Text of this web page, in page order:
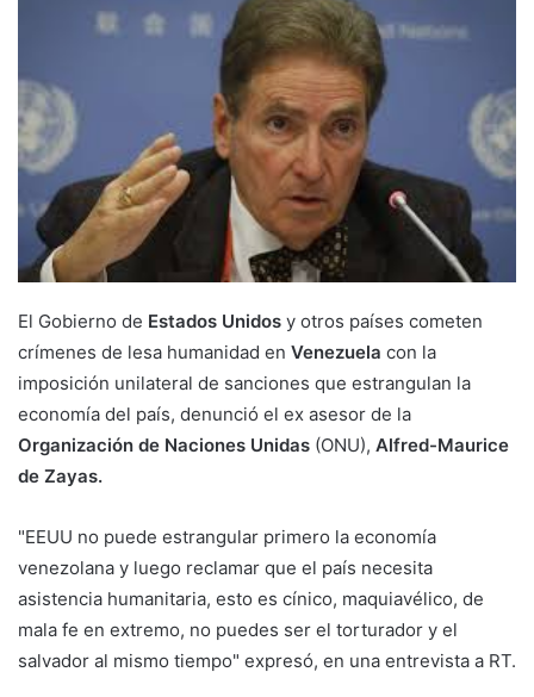
El Gobierno de Estados Unidos y otros países cometen
crímenes de lesa humanidad en Venezuela con la
imposición unilateral de sanciones que estrangulan la
economía del país, denunció el ex asesor de la
Organización de Naciones Unidas (ONU), Alfred-Maurice
de Zayas.
"EEUU no puede estrangular primero la economía
venezolana y luego reclamar que el país necesita
asistencia humanitaria, esto es cínico, maquiavélico, de
mala fe en extremo, no puedes ser el torturador y el
salvador al mismo tiempo" expresó, en una entrevista a RT.